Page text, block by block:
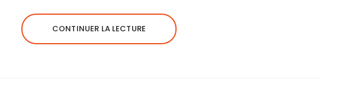
CONTINUER LA LECTURE